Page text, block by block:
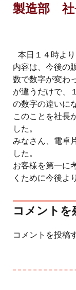
製造部 社
本日１４時よ
内容は、今後の
数で数字が変わ
が違うだけで、
の数字の違いに
このことを社長
した。
みなさん、電卓
した。
お客様を第一に
くために今後よ
コメントを
コメントを投稿